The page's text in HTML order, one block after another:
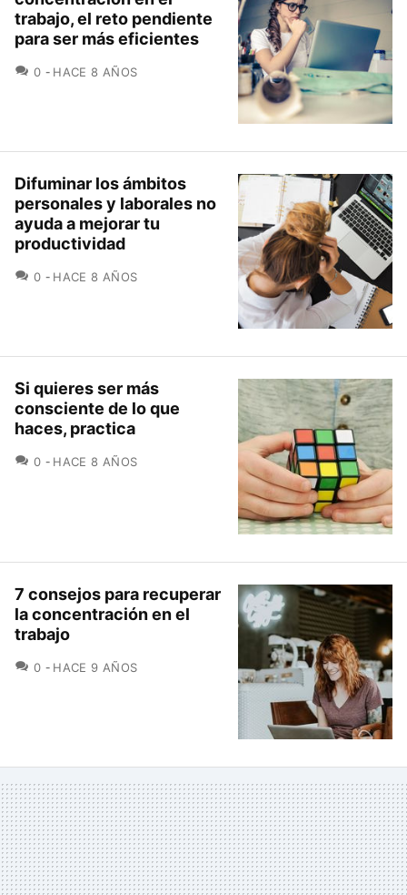
trabajo, el reto pendiente
para ser más eficientes
0 COMENTARIOS
HACE 8 AÑOS
Difuminar los ámbitos
personales y laborales no
ayuda a mejorar tu
productividad
0 COMENTARIOS
HACE 8 AÑOS
Si quieres ser más
consciente de lo que
haces, practica
0 COMENTARIOS
HACE 8 AÑOS
7 consejos para recuperar
la concentración en el
trabajo
0 COMENTARIOS
HACE 9 AÑOS